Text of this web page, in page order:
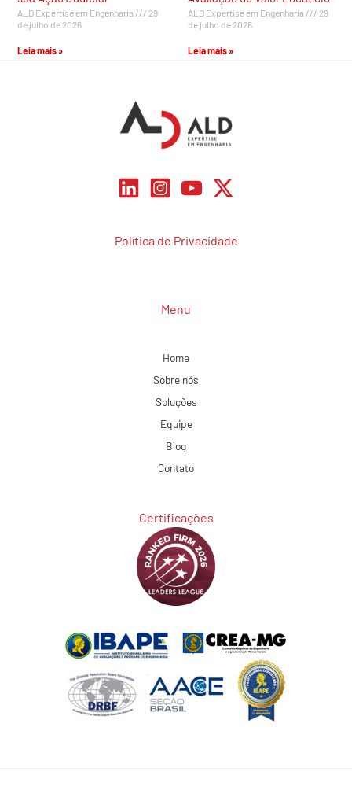
ALD Expertise em Engenharia
29
de julho de 2026
Leia mais »
ALD Expertise em Engenharia
29
de julho de 2026
Leia mais »
Política de Privacidade
Menu
Home
Sobre nós
Soluções
Equipe
Blog
Contato
Certificações